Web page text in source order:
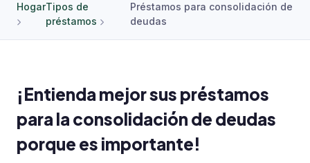
HogarTipos de
préstamos
Préstamos para consolidación de
deudas
¡Entienda mejor sus préstamos
para la consolidación de deudas
porque es importante!